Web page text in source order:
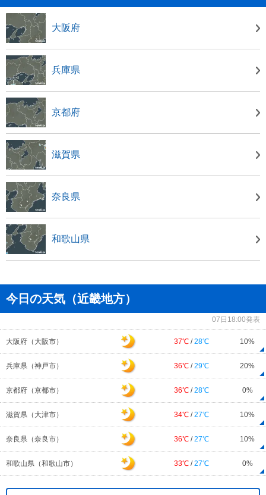
大阪府
兵庫県
京都府
滋賀県
奈良県
和歌山県
今日の天気（近畿地方）
07日18:00発表
大阪府（大阪市） 37℃ / 28℃ 10%
兵庫県（神戸市） 36℃ / 29℃ 20%
京都府（京都市） 36℃ / 28℃ 0%
滋賀県（大津市） 34℃ / 27℃ 10%
奈良県（奈良市） 36℃ / 27℃ 10%
和歌山県（和歌山市） 33℃ / 27℃ 0%